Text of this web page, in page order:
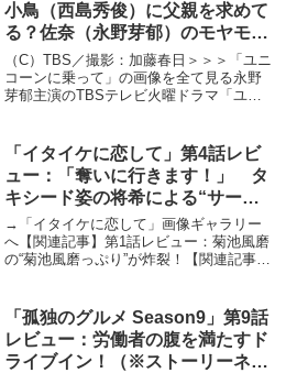
小鳥（西島秀俊）に父親を求めて
る？佐奈（永野芽郁）のモヤモヤ
を分析
（C）TBS／撮影：加藤春日＞＞＞「ユニ
コーンに乗って」の画像を全て見る永野
芽郁主演のTBSテレビ火曜ドラマ「ユニ
けた完全オリジナルストーリーの本作
は、スタートア...
「イタイケに恋して」第4話レビ
ュー：「奪いに行きます！」 タ
キシード姿の将希による“サービ
ス”多めの第4話（※ストーリーネ
タバレあり）
→「イタイケに恋して」画像ギャラリー
へ【関連記事】第1話レビュー：菊池風磨
の“菊池風磨っぷり”が炸裂！【関連記事】
事】第3話レビュー：「顔も立派な個性」
って、いい言葉じ...
「孤独のグルメ Season9」第9話
レビュー：労働者の腹を満たすド
ライブイン！（※ストーリーネタ